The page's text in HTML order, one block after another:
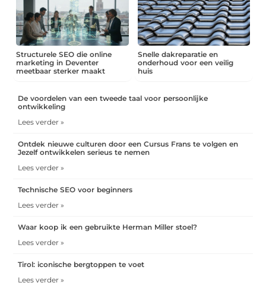
Structurele SEO die online
marketing in Deventer
meetbaar sterker maakt
Snelle dakreparatie en
onderhoud voor een veilig
huis
De voordelen van een tweede taal voor persoonlijke
ontwikkeling
Lees verder »
Ontdek nieuwe culturen door een Cursus Frans te volgen en
Jezelf ontwikkelen serieus te nemen
Lees verder »
Technische SEO voor beginners
Lees verder »
Waar koop ik een gebruikte Herman Miller stoel?
Lees verder »
Tirol: iconische bergtoppen te voet
Lees verder »